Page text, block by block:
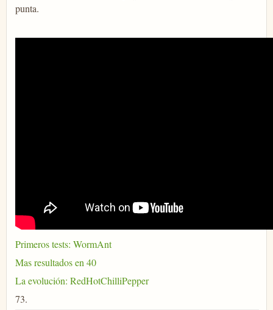
punta.
Primeros tests: WormAnt
Mas resultados en 40
La evolución: RedHotChilliPepper
73.